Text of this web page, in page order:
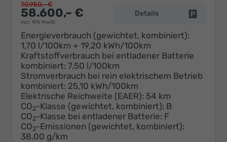
58.600,– €
incl. 19% MwSt.
70.950,– €
Details
Energieverbrauch (gewichtet, kombiniert):
1,70 l/100km + 19,20 kWh/100km
Kraftstoffverbrauch bei entladener Batterie
kombiniert: 7,50 l/100km
Stromverbrauch bei rein elektrischem Betrieb
kombiniert: 25,10 kWh/100km
Elektrische Reichweite (EAER): 54 km
CO2-Klasse (gewichtet, kombiniert): B
CO2-Klasse bei entladener Batterie: F
CO2-Emissionen (gewichtet, kombiniert):
38,00 g/km